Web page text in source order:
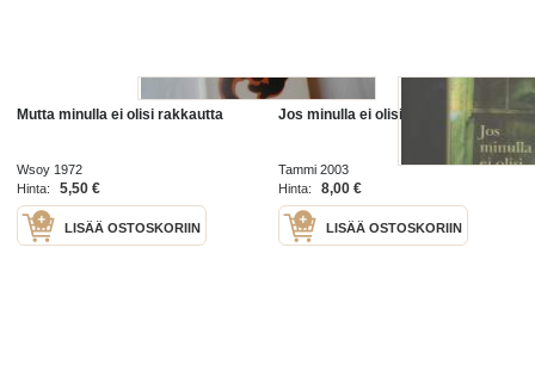
Mutta minulla ei olisi rakkautta
Wsoy 1972
Hinta:
5,50 €
LISÄÄ OSTOSKORIIN
Jos minulla ei olisi rakkautta
Tammi 2003
Hinta:
8,00 €
LISÄÄ OSTOSKORIIN